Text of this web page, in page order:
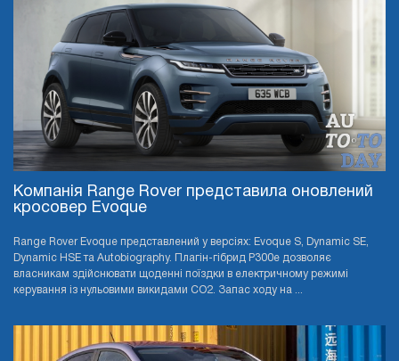
Компанія Range Rover представила оновлений
кросовер Evoque
Range Rover Evoque представлений у версіях: Evoque S, Dynamic SE,
Dynamic HSE та Autobiography. Плагін-гібрид P300e дозволяє
власникам здійснювати щоденні поїздки в електричному режимі
керування із нульовими викидами CO2. Запас ходу на ...